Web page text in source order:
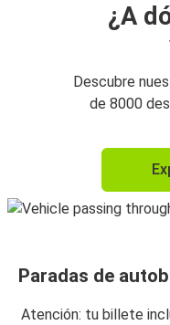
¿A
Descubre
de 8000
Paradas de
Atención: tu billete